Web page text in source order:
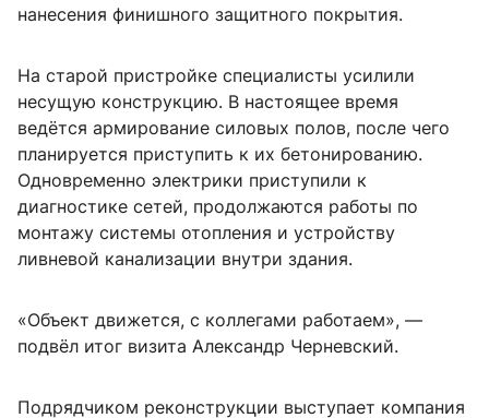
нанесения финишного защитного покрытия.
На старой пристройке специалисты усилили
несущую конструкцию. В настоящее время
ведётся армирование силовых полов, после чего
планируется приступить к их бетонированию.
Одновременно электрики приступили к
диагностике сетей, продолжаются работы по
монтажу системы отопления и устройству
ливневой канализации внутри здания.
«Объект движется, с коллегами работаем», —
подвёл итог визита Александр Черневский.
Подрядчиком реконструкции выступает компания